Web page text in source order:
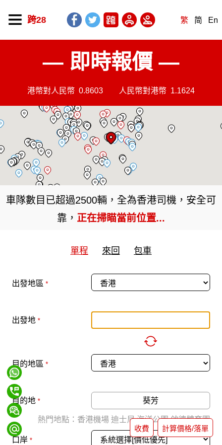
跨28 繁 简 En
— 即時報價 —
港幣對人民幣 0.8603 人民幣對港幣 1.1624
車隊數目已超過2500輛，全為香港司機，安全可
靠， 正在掃瞄當前位置...
單程 來回 包車
出發地區 *
出發地 *
目的地區 *
目的地 *
熱門地點： 香港機場 迪士尼 海洋公園 啟德體育園
口岸 *
計算價格/落單
收費